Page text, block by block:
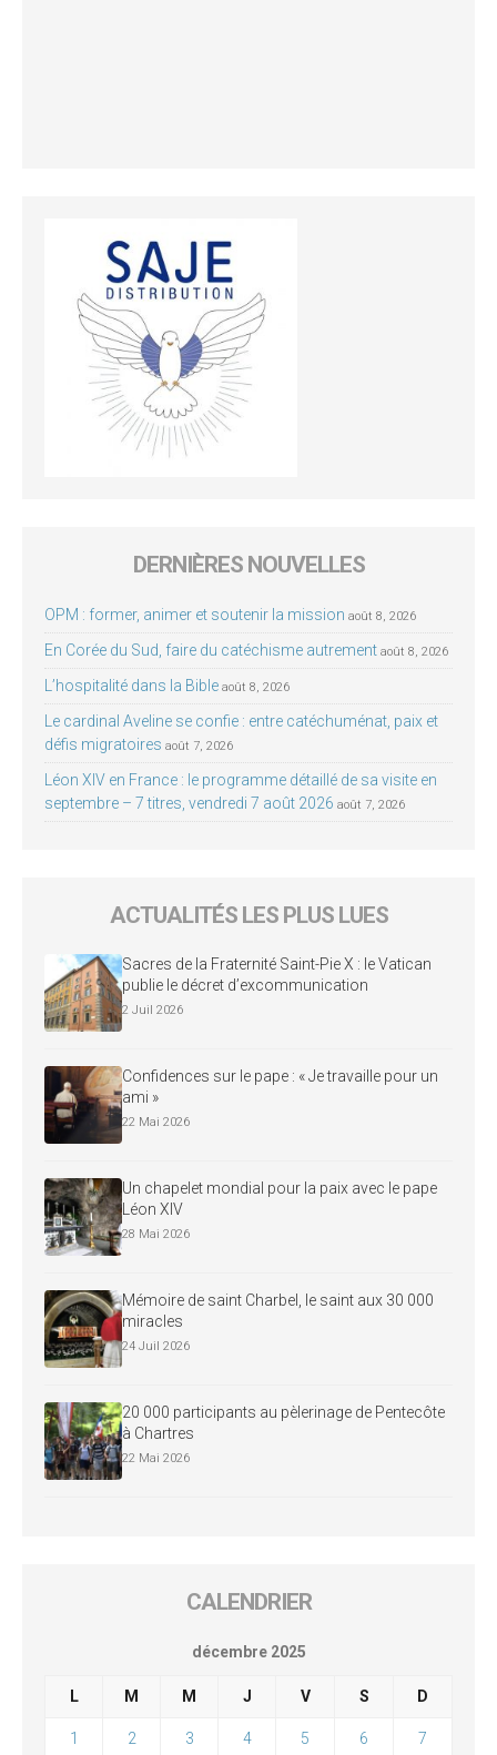
DERNIÈRES NOUVELLES
OPM : former, animer et soutenir la mission août 8, 2026
En Corée du Sud, faire du catéchisme autrement août 8, 2026
L’hospitalité dans la Bible août 8, 2026
Le cardinal Aveline se confie : entre catéchuménat, paix et
défis migratoires août 7, 2026
Léon XIV en France : le programme détaillé de sa visite en
septembre – 7 titres, vendredi 7 août 2026 août 7, 2026
ACTUALITÉS LES PLUS LUES
Sacres de la Fraternité Saint-Pie X : le Vatican
publie le décret d’excommunication
2 Juil 2026
Confidences sur le pape : « Je travaille pour un
ami »
22 Mai 2026
Un chapelet mondial pour la paix avec le pape
Léon XIV
28 Mai 2026
Mémoire de saint Charbel, le saint aux 30 000
miracles
24 Juil 2026
20 000 participants au pèlerinage de Pentecôte
à Chartres
22 Mai 2026
CALENDRIER
décembre 2025
L M M J V S D
1 2 3 4 5 6 7